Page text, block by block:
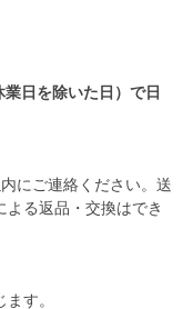
日を除いた日）で日
にご連絡ください。送
る返品・交換はでき
す。